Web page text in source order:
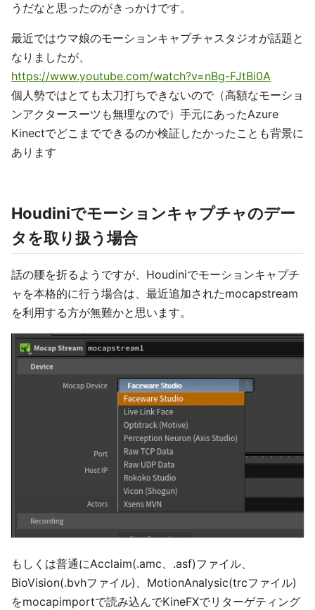
うだなと思ったのがきっかけです。
最近ではウマ娘のモーションキャプチャスタジオが話題と
なりましたが、
https://www.youtube.com/watch?v=nBg-FJtBi0A
個人勢ではとても太刀打ちできないので（高額なモーショ
ンアクタースーツも無理なので）手元にあったAzure
Kinectでどこまでできるのか検証したかったことも背景に
あります
Houdiniでモーションキャプチャのデー
タを取り扱う場合
話の腰を折るようですが、Houdiniでモーションキャプチ
ャを本格的に行う場合は、最近追加されたmocapstream
を利用する方が無難かと思います。
もしくは普通にAcclaim(.amc、.asf)ファイル、
BioVision(.bvhファイル)、MotionAnalysic(trcファイル)
をmocapimportで読み込んでKineFXでリターゲティング